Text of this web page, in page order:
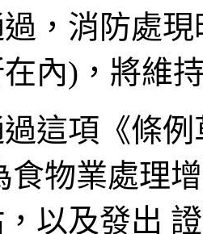
，消防處
內)，將維
這項《條
食物業處理
以及發出